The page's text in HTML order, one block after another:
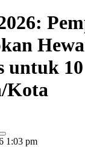
untuk 10
Kota
1:03 pm